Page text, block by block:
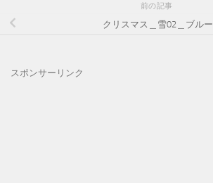
前の記事
クリスマス＿雪02＿ブルー
スポンサーリンク